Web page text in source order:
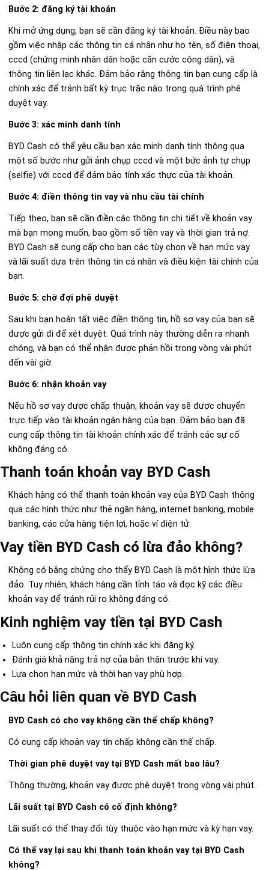
Bước 2: đăng ký tài khoản
Khi mở ứng dụng, bạn sẽ cần đăng ký tài khoản. Điều này bao
gồm việc nhập các thông tin cá nhân như họ tên, số điện thoại,
cccd (chứng minh nhân dân hoặc căn cước công dân), và
thông tin liên lạc khác. Đảm bảo rằng thông tin bạn cung cấp là
chính xác để tránh bất kỳ trục trặc nào trong quá trình phê
duyệt vay.
Bước 3: xác minh danh tính
BYD Cash có thể yêu cầu bạn xác minh danh tính thông qua
một số bước như gửi ảnh chụp cccd và một bức ảnh tự chụp
(selfie) với cccd để đảm bảo tính xác thực của tài khoản.
Bước 4: điền thông tin vay và nhu cầu tài chính
Tiếp theo, bạn sẽ cần điền các thông tin chi tiết về khoản vay
mà bạn mong muốn, bao gồm số tiền vay và thời gian trả nợ.
BYD Cash sẽ cung cấp cho bạn các tùy chọn về hạn mức vay
và lãi suất dựa trên thông tin cá nhân và điều kiện tài chính của
bạn.
Bước 5: chờ đợi phê duyệt
Sau khi bạn hoàn tất việc điền thông tin, hồ sơ vay của bạn sẽ
được gửi đi để xét duyệt. Quá trình này thường diễn ra nhanh
chóng, và bạn có thể nhận được phản hồi trong vòng vài phút
đến vài giờ.
Bước 6: nhận khoản vay
Nếu hồ sơ vay được chấp thuận, khoản vay sẽ được chuyển
trực tiếp vào tài khoản ngân hàng của bạn. Đảm bảo bạn đã
cung cấp thông tin tài khoản chính xác để tránh các sự cố
không đáng có.
Thanh toán khoản vay BYD Cash
Khách hàng có thể thanh toán khoản vay của BYD Cash thông
qua các hình thức như thẻ ngân hàng, internet banking, mobile
banking, các cửa hàng tiện lợi, hoặc ví điện tử.
Vay tiền BYD Cash có lừa đảo không?
Không có bằng chứng cho thấy BYD Cash là một hình thức lừa
đảo. Tuy nhiên, khách hàng cần tỉnh táo và đọc kỹ các điều
khoản vay để tránh rủi ro không đáng có.
Kinh nghiệm vay tiền tại BYD Cash
Luôn cung cấp thông tin chính xác khi đăng ký.
Đánh giá khả năng trả nợ của bản thân trước khi vay.
Lựa chọn hạn mức và thời hạn vay phù hợp.
Câu hỏi liên quan về BYD Cash
BYD Cash có cho vay không cần thế chấp không?
Có cung cấp khoản vay tín chấp không cần thế chấp.
Thời gian phê duyệt vay tại BYD Cash mất bao lâu?
Thông thường, khoản vay được phê duyệt trong vòng vài phút.
Lãi suất tại BYD Cash có cố định không?
Lãi suất có thể thay đổi tùy thuộc vào hạn mức và kỳ hạn vay.
Có thể vay lại sau khi thanh toán khoản vay tại BYD Cash
không?